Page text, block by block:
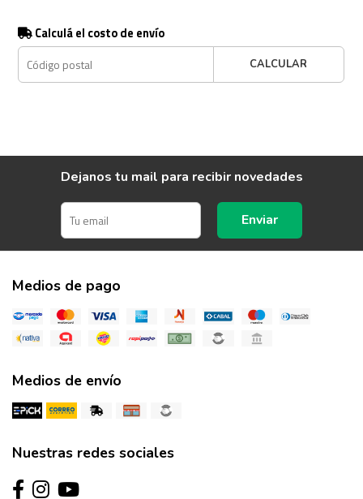
Calculá el costo de envío
CALCULAR
Dejanos tu mail para recibir novedades
Enviar
Medios de pago
Medios de envío
Nuestras redes sociales